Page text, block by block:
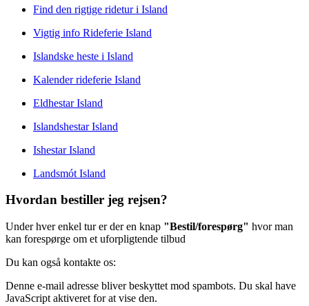
Find den rigtige ridetur i Island
Vigtig info Rideferie Island
Islandske heste i Island
Kalender rideferie Island
Eldhestar Island
Islandshestar Island
Ishestar Island
Landsmót Island
Hvordan bestiller jeg rejsen?
Under hver enkel tur er der en knap "Bestil/forespørg" hvor man
kan forespørge om et uforpligtende tilbud
Du kan også kontakte os:
Denne e-mail adresse bliver beskyttet mod spambots. Du skal have
JavaScript aktiveret for at vise den.